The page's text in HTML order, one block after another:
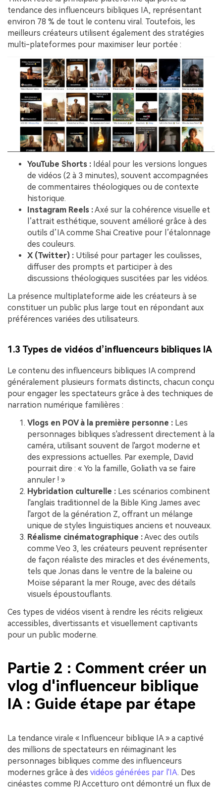
tendance des influenceurs bibliques IA, représentant
environ 78 % de tout le contenu viral. Toutefois, les
meilleurs créateurs utilisent également des stratégies
multi-plateformes pour maximiser leur portée :
YouTube Shorts : Idéal pour les versions longues
de vidéos (2 à 3 minutes), souvent accompagnées
de commentaires théologiques ou de contexte
historique.
Instagram Reels :Axé sur la cohérence visuelle et
l’attrait esthétique, souvent amélioré grâce à des
outils d’IA comme Shai Creative pour l’étalonnage
des couleurs.
X (Twitter) : Utilisé pour partager les coulisses,
diffuser des prompts et participer à des
discussions théologiques suscitées par les vidéos.
La présence multiplateforme aide les créateurs à se
constituer un public plus large tout en répondant aux
préférences variées des utilisateurs.
1.3 Types de vidéos d’influenceurs bibliques IA
Le contenu des influenceurs bibliques IA comprend
généralement plusieurs formats distincts, chacun conçu
pour engager les spectateurs grâce à des techniques de
narration numérique familières :
Vlogs en POV à la première personne : Les
personnages bibliques s'adressent directement à la
caméra, utilisant souvent de l'argot moderne et
des expressions actuelles. Par exemple, David
pourrait dire : « Yo la famille, Goliath va se faire
annuler ! »
Hybridation culturelle : Les scénarios combinent
l'anglais traditionnel de la Bible King James avec
l'argot de la génération Z, offrant un mélange
unique de styles linguistiques anciens et nouveaux.
Réalisme cinématographique :Avec des outils
comme Veo 3, les créateurs peuvent représenter
de façon réaliste des miracles et des événements,
tels que Jonas dans le ventre de la baleine ou
Moïse séparant la mer Rouge, avec des détails
visuels époustouflants.
Ces types de vidéos visent à rendre les récits religieux
accessibles, divertissants et visuellement captivants
pour un public moderne.
Partie 2 : Comment créer un
vlog d'influenceur biblique
IA : Guide étape par étape
La tendance virale « Influenceur biblique IA » a captivé
des millions de spectateurs en réimaginant les
personnages bibliques comme des influenceurs
modernes grâce à des vidéos générées par l'IA. Des
cinéastes comme PJ Accetturo ont démontré un flux de